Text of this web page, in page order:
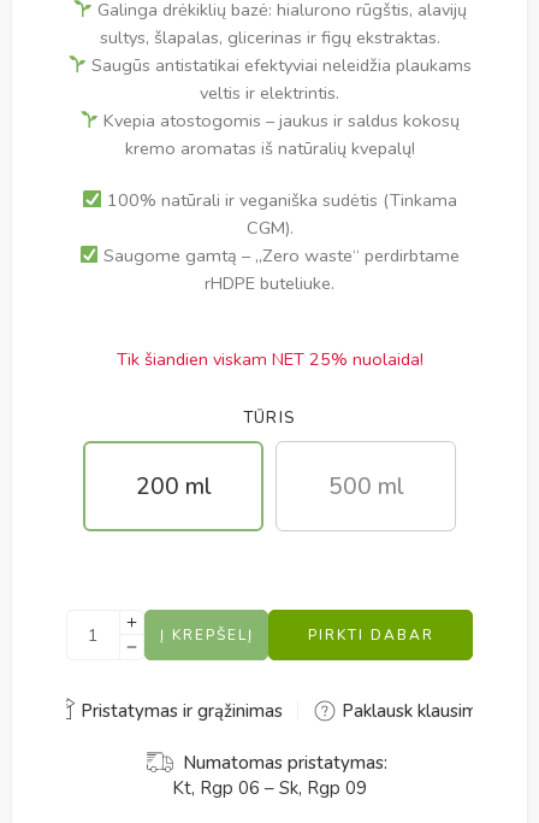
Galinga drėkiklių bazė: hialurono rūgštis, alavijų
sultys, šlapalas, glicerinas ir figų ekstraktas.
Saugūs antistatikai efektyviai neleidžia plaukams
veltis ir elektrintis.
Kvepia atostogomis – jaukus ir saldus kokosų
kremo aromatas iš natūralių kvepalų!
100% natūrali ir veganiška sudėtis (Tinkama
CGM).
Saugome gamtą – „Zero waste“ perdirbtame
rHDPE buteliuke.
Tik šiandien viskam NET 25% nuolaida!
TŪRIS
200 ml 500 ml
Į KREPŠELĮ PIRKTI DABAR
Pristatymas ir grąžinimas
Paklausk klausimo
Numatomas pristatymas:
Kt, Rgp 06 – Sk, Rgp 09